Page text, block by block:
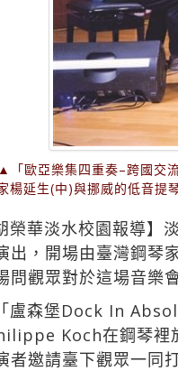
▲「歐亞樂集四重奏–跨國交
楊延生(中)與挪威的低音
榮華淡水校園報導
出，開場由臺灣鋼琴
問觀眾對於這場音樂
盧森堡Dock In
Koch在鋼琴裡
者邀請臺下觀眾一同